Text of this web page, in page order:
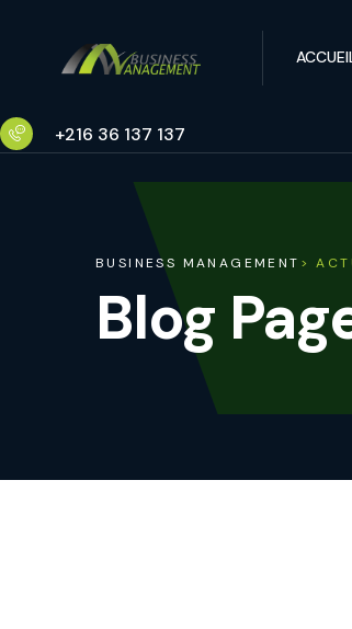
+216 36 137 137
BUSINESS MANAGEMENT >
Blog